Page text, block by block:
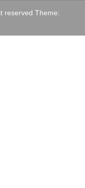
reserved Theme: